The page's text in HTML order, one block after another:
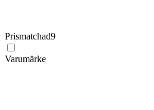
Prismatchad9
Varumärke